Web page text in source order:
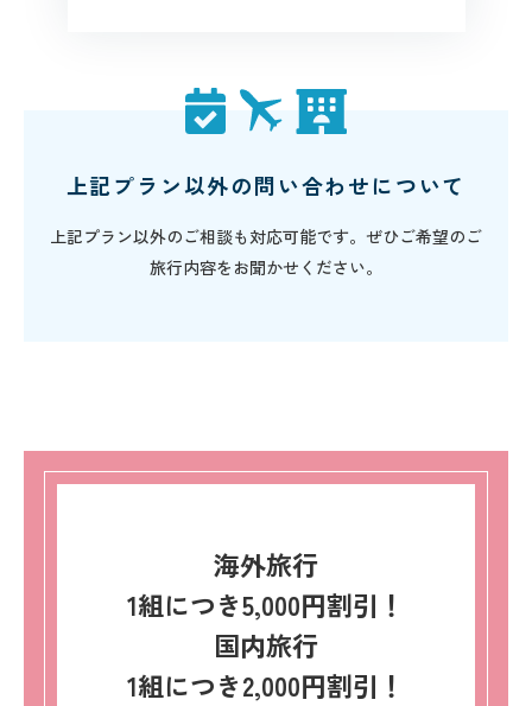
上記プラン以外の問い合わせについて
上記プラン以外のご相談も対応可能です。ぜひご希望のご
旅行内容をお聞かせください。
海外旅行
1組につき5,000円割引！
国内旅行
1組につき2,000円割引！